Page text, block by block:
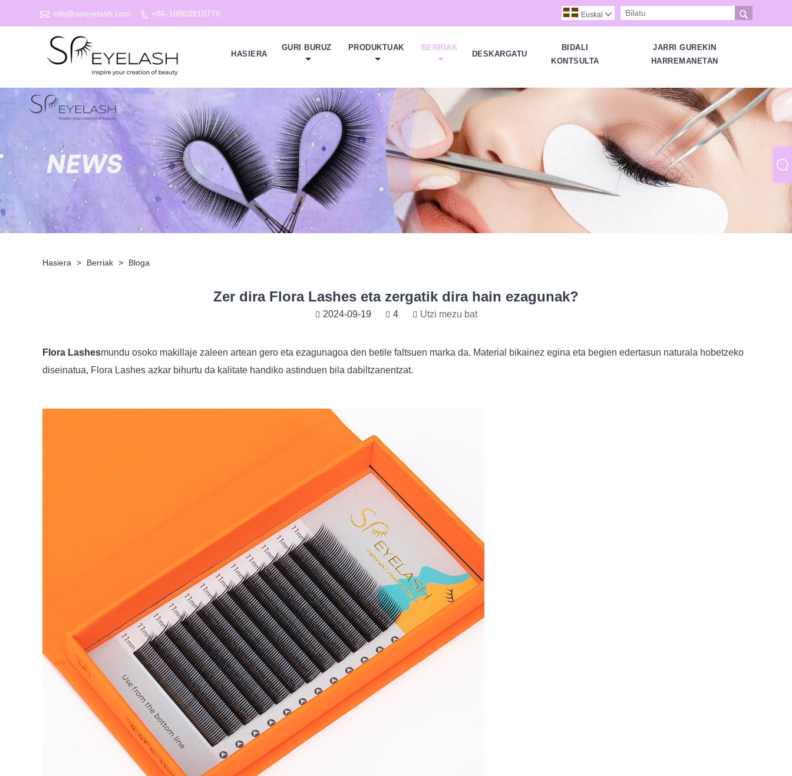
 info@speyelash.com  +86-18863910776 
Euskal 
HASIERA
GURI BURUZ PRODUKTUAK BERRIAK
DESKARGATU
BIDALI
KONTSULTA
JARRI GUREKIN
HARREMANETAN
Hasiera > Berriak > Bloga
Zer dira Flora Lashes eta zergatik dira hain ezagunak?
2024-09-19 4 Utzi mezu bat
Flora Lashesmundu osoko makillaje zaleen artean gero eta ezagunagoa den betile faltsuen marka da. Material bikainez egina eta begien edertasun naturala hobetzeko
diseinatua, Flora Lashes azkar bihurtu da kalitate handiko astinduen bila dabiltzanentzat.